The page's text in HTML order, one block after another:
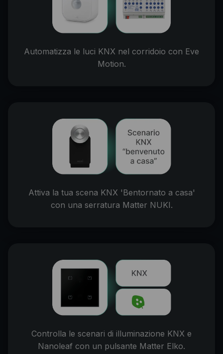
Automatizza le luci KNX nel corridoio con Eve
Motion.
Attiva la tua scena KNX 'Bentornato a casa'
con una serratura Matter NUKI.
Controlla le scenari di illuminazione KNX e
Nanoleaf con un pulsante Matter Elko.